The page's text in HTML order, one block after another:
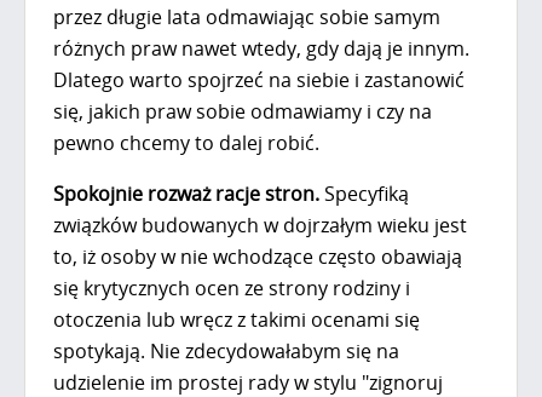
przez długie lata odmawiając sobie samym
różnych praw nawet wtedy, gdy dają je innym.
Dlatego warto spojrzeć na siebie i zastanowić
się, jakich praw sobie odmawiamy i czy na
pewno chcemy to dalej robić.
Spokojnie rozważ racje stron.Specyfiką
związków budowanych w dojrzałym wieku jest
to, iż osoby w nie wchodzące często obawiają
się krytycznych ocen ze strony rodziny i
otoczenia lub wręcz z takimi ocenami się
spotykają. Nie zdecydowałabym się na
udzielenie im prostej rady w stylu "zignoruj